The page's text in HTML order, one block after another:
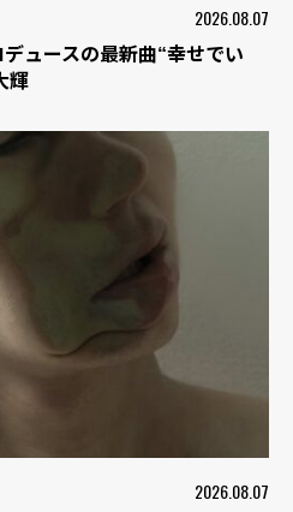
2026.08.07
ュースの最新曲“幸せでい
輝
2026.08.07